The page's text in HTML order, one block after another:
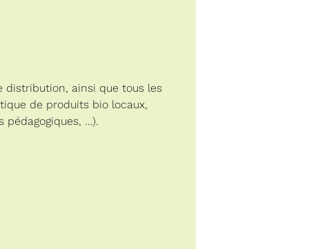
distribution, ainsi que tous les
de produits bio locaux,
…).